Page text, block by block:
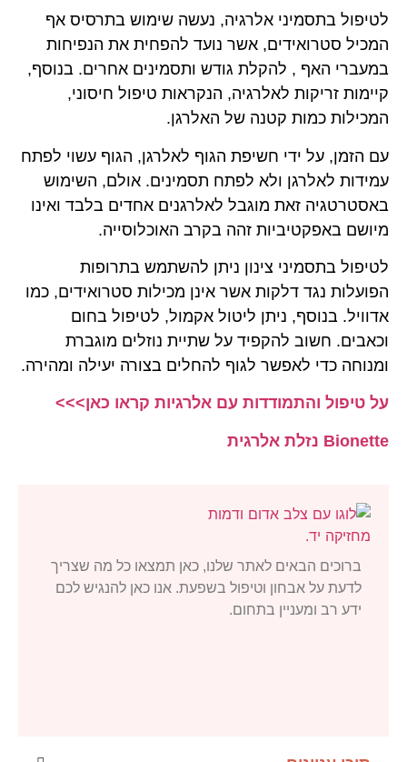
לטיפול בתסמיני אלרגיה, נעשה שימוש בתרסיס אף
המכיל סטרואידים, אשר נועד להפחית את הנפיחות
במעברי האף , להקלת גודש ותסמינים אחרים. בנוסף,
קיימות זריקות לאלרגיה, הנקראות טיפול חיסוני,
המכילות כמות קטנה של האלרגן.
עם הזמן, על ידי חשיפת הגוף לאלרגן, הגוף עשוי לפתח
עמידות לאלרגן ולא לפתח תסמינים. אולם, השימוש
באסטרטגיה זאת מוגבל לאלרגנים אחדים בלבד ואינו
מיושם באפקטיביות זהה בקרב האוכלוסייה.
לטיפול בתסמיני צינון ניתן להשתמש בתרופות
הפועלות נגד דלקות אשר אינן מכילות סטרואידים, כמו
אדוויל. בנוסף, ניתן ליטול אקמול, לטיפול בחום
וכאבים. חשוב להקפיד על שתיית נוזלים מוגברת
ומנוחה כדי לאפשר לגוף להחלים בצורה יעילה ומהירה.
על טיפול והתמודדות עם אלרגיות קראו כאן>>>
Bionette נזלת אלרגית
ברוכים הבאים לאתר שלנו, כאן תמצאו כל מה שצריך
לדעת על אבחון וטיפול בשפעת. אנו כאן להנגיש לכם
ידע רב ומעניין בתחום.